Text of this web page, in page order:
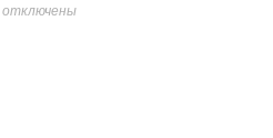
отключены